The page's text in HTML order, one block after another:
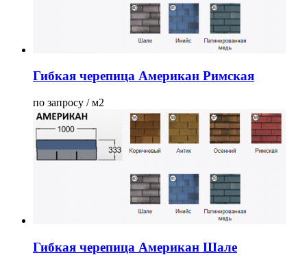
Гибкая черепица Американ Римская
по запросу / м2
Гибкая черепица Американ Шале